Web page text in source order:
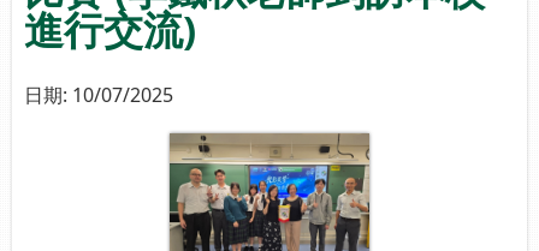
進行交流)
日期: 10/07/2025